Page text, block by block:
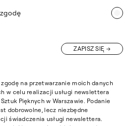
ZAPISZ SIĘ
na przetwarzanie moich danych
w celu realizacji usługi newslettera
Pięknych w Warszawie. Podanie
dobrowolne, lecz niezbędne
świadczenia usługi newslettera.